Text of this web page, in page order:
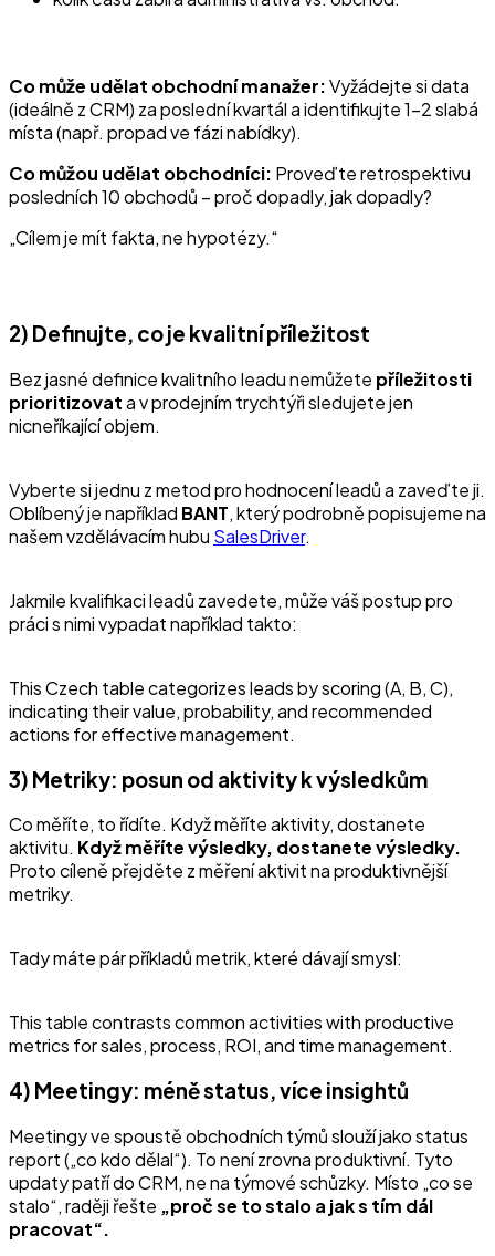
Co může udělat obchodní manažer:Vyžádejte si data
(ideálně z CRM) za poslední kvartál a identifikujte 1–2 slabá
místa (např. propad ve fázi nabídky).
Co můžou udělat obchodníci: Proveďte retrospektivu
posledních 10 obchodů – proč dopadly, jak dopadly?
Cílem je mít fakta, ne hypotézy.
2) Definujte, co je kvalitní příležitost
Bez jasné definice kvalitního leadu nemůžete příležitosti
prioritizovata v prodejním trychtýři sledujete jen
nicneříkající objem.
Vyberte si jednu z metod pro hodnocení leadů a zaveďte ji.
Oblíbený je například BANT, který podrobně popisujeme na
našem vzdělávacím hubu SalesDriver.
Jakmile kvalifikaci leadů zavedete, může váš postup pro
práci s nimi vypadat například takto:
This Czech table categorizes leads by scoring (A, B, C),
indicating their value, probability, and recommended
actions for effective management.
3) Metriky: posun od aktivity k výsledkům
Co měříte, to řídíte. Když měříte aktivity, dostanete
aktivitu. Když měříte výsledky, dostanete výsledky.
Proto cíleně přejděte z měření aktivit na produktivnější
metriky.
Tady máte pár příkladů metrik, které dávají smysl:
This table contrasts common activities with productive
metrics for sales, process, ROI, and time management.
4) Meetingy: méně status, více insightů
Meetingy ve spoustě obchodních týmů slouží jako status
report („co kdo dělal“). To není zrovna produktivní. Tyto
updaty patří do CRM, ne na týmové schůzky. Místo „co se
stalo“, raději řešte „proč se to stalo a jak s tím dál
pracovat“.